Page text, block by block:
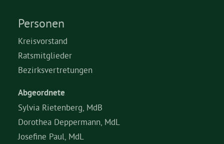
Personen
Kreisvorstand
Ratsmitglieder
Bezirksvertretungen
Abgeordnete
Sylvia Rietenberg, MdB
Dorothea Deppermann, MdL
Josefine Paul, MdL